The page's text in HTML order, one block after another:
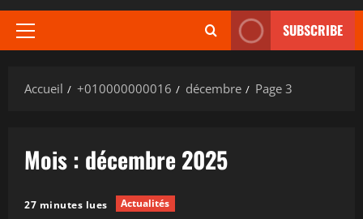
Menu
SUBSCRIBE
Accueil +010000000016 décembre Page 3
Mois : décembre 2025
27 minutes lues Actualités